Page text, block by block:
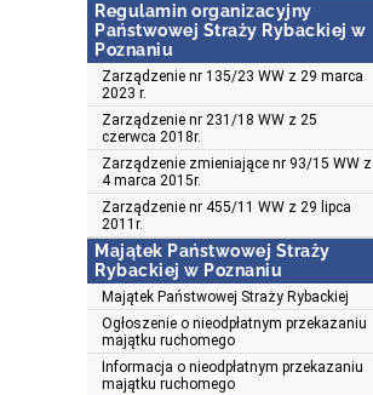
Regulamin organizacyjny
Państwowej Straży Rybackiej w
Poznaniu
Zarządzenie nr 135/23 WW z 29 marca
2023 r.
Zarządzenie nr 231/18 WW z 25
czerwca 2018r.
Zarządzenie zmieniające nr 93/15 WW z
4 marca 2015r.
Zarządzenie nr 455/11 WW z 29 lipca
2011r.
Majątek Państwowej Straży
Rybackiej w Poznaniu
Majątek Państwowej Straży Rybackiej
Ogłoszenie o nieodpłatnym przekazaniu
majątku ruchomego
Informacja o nieodpłatnym przekazaniu
majątku ruchomego